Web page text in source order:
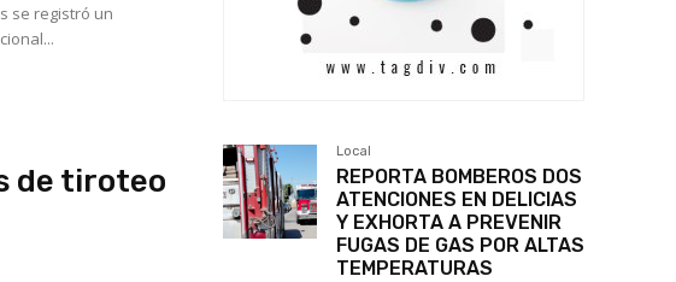
de tiroteo
Local
REPORTA BOMBEROS DOS
ATENCIONES EN DELICIAS
Y EXHORTA A PREVENIR
FUGAS DE GAS POR ALTAS
TEMPERATURAS